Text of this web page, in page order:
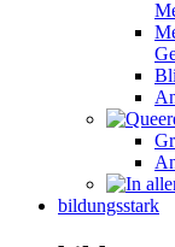
bildungsstark